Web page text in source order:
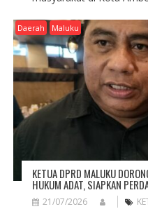
Daerah Maluku
KETUA DPRD MALUKU
HUKUM ADAT, SIAPKAN
21/07/2026